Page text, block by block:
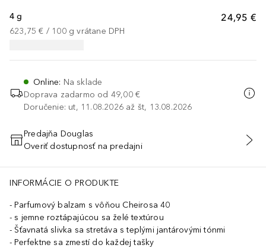
24,95 €
4 g
623,75 € / 100 g vrátane DPH
Online: Na sklade
Doprava zadarmo od 49,00 €
Doručenie: ut, 11.08.2026 až št, 13.08.2026
PRIDAŤ DO KOŠÍKA
Predajňa Douglas
Overiť dostupnosť na predajni
INFORMÁCIE O PRODUKTE
Parfumový balzam s vôňou Cheirosa 40
s jemne roztápajúcou sa želé textúrou
Šťavnatá slivka sa stretáva s teplými jantárovými tónmi
Perfektne sa zmestí do každej tašky